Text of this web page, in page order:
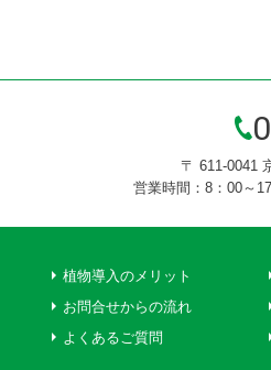
〒 611-0041
営業時間：8：00～
植物導入のメリット
お問合せからの流れ
よくあるご質問